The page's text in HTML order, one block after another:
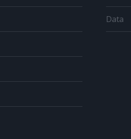
Data